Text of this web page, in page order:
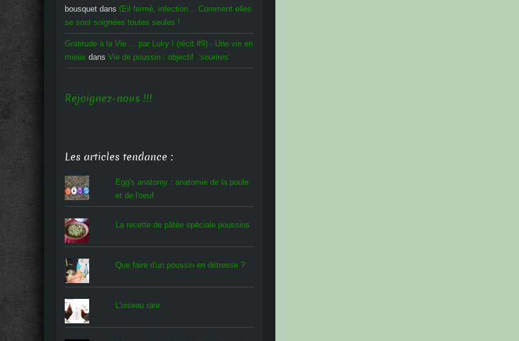
bousquet dans Œil fermé, infection… Comment elles
se sont soignées toutes seules !
Gratitude à la Vie ... par Luky ! (récit #9) - Une vie en
mieux dans Vie de poussin : objectif ‘sourires’
Rejoignez-nous !!!
Les articles tendance :
Egg's anatomy : anatomie de la poule
et de l'oeuf
La recette de pâtée spéciale poussins
Que faire d'un poussin en détresse ?
L'oiseau rare